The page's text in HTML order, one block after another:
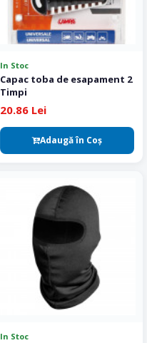
In Stoc
Capac toba de esapament 2
Timpi
20.86 Lei
Adaugă în Coş
In Stoc